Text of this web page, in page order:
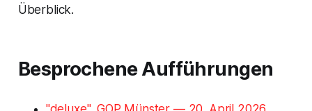
Überblick.
Besprochene Aufführungen